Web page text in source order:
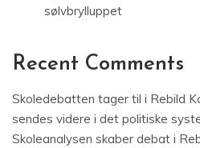
sølvbrylluppet
Recent Comments
Skoledebatten tager til i Rebild
sendes videre i det politiske
Skoleanalysen skaber debat i